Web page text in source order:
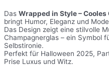
Das Wrapped in Style –
bringt Humor, Eleganz und
Das Design zeigt eine stilvolle
Champagnerglas – ein Symbol
Selbstironie.
Perfekt für Halloween 2025,
Prise Luxus und Witz.